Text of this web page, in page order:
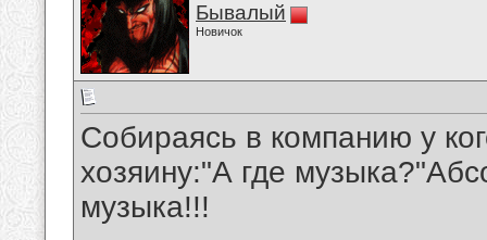
Бывалый
Новичок
Собираясь в компанию у
хозяину:"А где
музыка!!!